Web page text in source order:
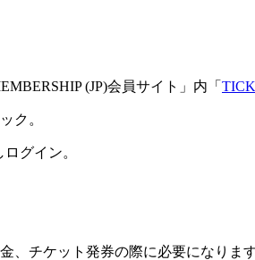
(JP)会員サイト」内「
ク。
グイン。
チケット発券の際に必要になりま